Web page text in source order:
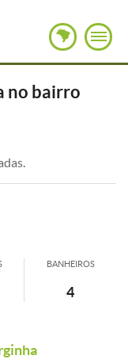
no bairro
BANHEIROS
4